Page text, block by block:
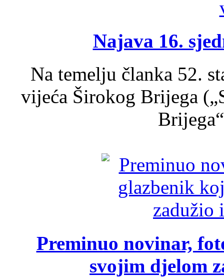
Najava 16.
Na temelju članka 52.
vijeća Širokog Brijega
Preminuo novinar,
svojim djelom